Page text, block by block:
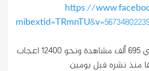
https://
حصد الفيديو حوالي 695 ألف مشاهدة ونحو 12400 اعجاب